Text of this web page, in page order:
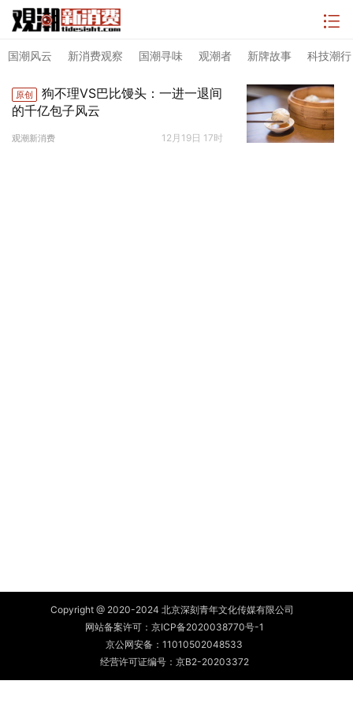
国潮风云 新消费观察 国潮寻味 观潮者 新牌故事 科技潮行
原创
狗不理VS巴比馒头：一进一退间
的千亿包子风云
观潮新消费 12月19日 17时
Copyright @ 2020-2024 北京深刻青年文化传媒有限公司
网站备案许可： 京ICP备2020038770号-1
京公网安备： 11010502048533
经营许可证编号：京B2-20203372